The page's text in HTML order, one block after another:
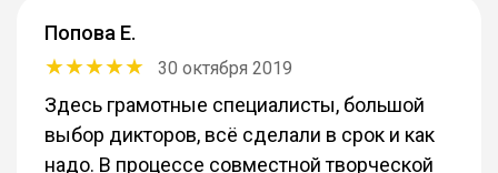
Попова Е.
30 октября 2019
Здесь грамотные специалисты, большой
выбор дикторов, всё сделали в срок и как
надо. В процессе совместной творческой